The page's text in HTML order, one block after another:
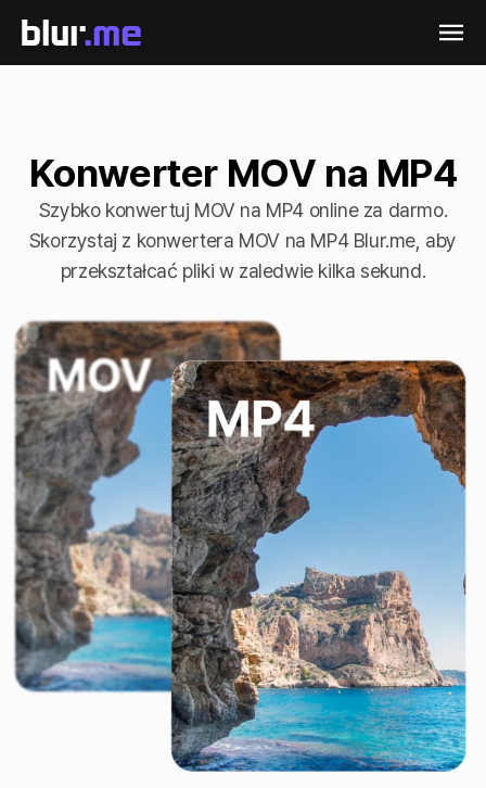
Konwerter MOV na MP4
Szybko konwertuj MOV na MP4 online za darmo.
Skorzystaj z konwertera MOV na MP4 Blur.me, aby
przekształcać pliki w zaledwie kilka sekund.